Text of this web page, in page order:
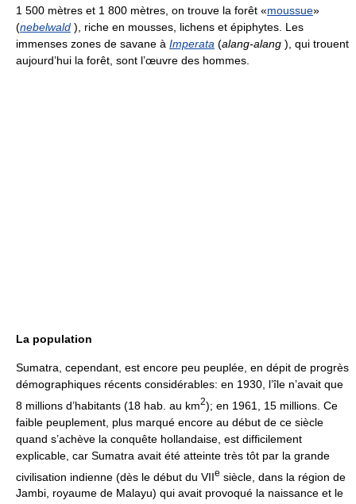
1 500 mètres et 1 800 mètres, on trouve la forêt «moussue»
(nebelwald ), riche en mousses, lichens et épiphytes. Les
immenses zones de savane à Imperata (alang-alang ), qui trouent
aujourd’hui la forêt, sont l’œuvre des hommes.
La population
Sumatra, cependant, est encore peu peuplée, en dépit de progrès
démographiques récents considérables: en 1930, l’île n’avait que
8 millions d’habitants (18 hab. au km2); en 1961, 15 millions. Ce
faible peuplement, plus marqué encore au début de ce siècle
quand s’achève la conquête hollandaise, est difficilement
explicable, car Sumatra avait été atteinte très tôt par la grande
civilisation indienne (dès le début du VIIe siècle, dans la région de
Jambi, royaume de Malayu) qui avait provoqué la naissance et le